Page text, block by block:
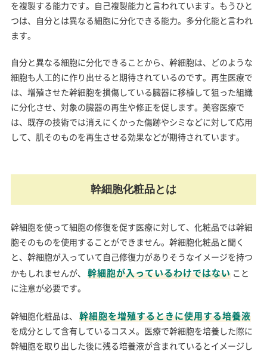
を複製する能力です。自己複製能力と言われています。もうひと
つは、自分とは異なる細胞に分化できる能力。多分化能と言われ
ます。
自分と異なる細胞に分化できることから、幹細胞は、どのような
細胞も人工的に作り出せると期待されているのです。再生医療で
は、増殖させた幹細胞を損傷している臓器に移植して狙った組織
に分化させ、対象の臓器の再生や修正を促します。美容医療で
は、既存の技術では消えにくかった傷跡やシミなどに対して応用
して、肌そのものを再生させる効果などが期待されています。
幹細胞化粧品とは
幹細胞を使って細胞の修復を促す医療に対して、化粧品では幹細
胞そのものを使用することができません。幹細胞化粧品と聞く
と、幹細胞が入っていて自己修復力がありそうなイメージを持つ
かもしれませんが、
幹細胞が入っているわけではない こと
に注意が必要です。
幹細胞化粧品は、 幹細胞を増殖するときに使用する培養液
を成分として含有しているコスメ。医療で幹細胞を培養した際に
幹細胞を取り出した後に残る培養液が含まれているとイメージし